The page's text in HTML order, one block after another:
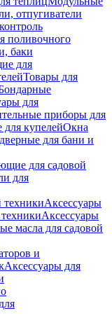
отпугиватели
поливочного
баки
для
Товары для
для
приборы для
купелейОкна
для бани и
для садовой
для
техникиАксессуары
Аксессуары
масла для садовой
и
Аксессуары для